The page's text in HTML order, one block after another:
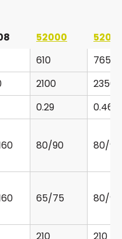
52000
52001
610
765
2100
2350
0.29
0.46
80/90 80/90
65/75 80/90